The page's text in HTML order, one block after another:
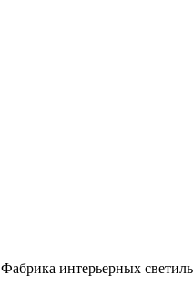
Фабрика интерьерных